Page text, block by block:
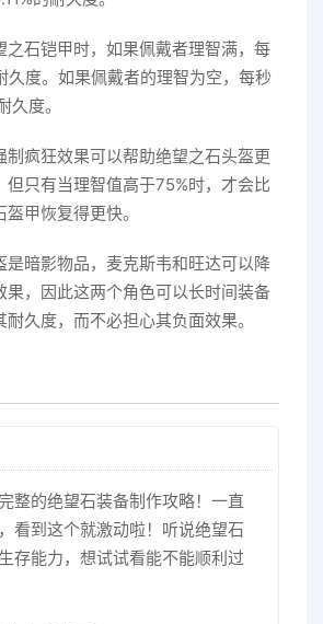
之石铠甲时，如果佩戴者理智满，每
久度。如果佩戴者的理智为空，每秒
久度。
制疯狂效果可以帮助绝望之石头盔更
但只有当理智值高于75%时，才会比
甲恢复得更快。
是暗影物品，麦克斯韦和旺达可以降
果，因此这两个角色可以长时间装备
久度，而不必担心其负面效果。
整的绝望石装备制作攻略！一直
看到这个就激动啦！听说绝望石
存能力，想试试看能不能顺利过